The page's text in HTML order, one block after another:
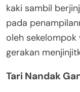
kaki sambil
pada
oleh
gerakan
Tari Nandak